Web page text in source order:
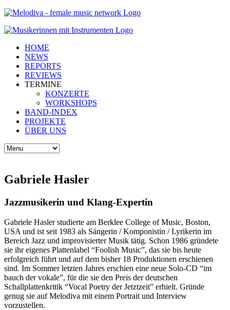
HOME
NEWS
REPORTS
REVIEWS
TERMINE
KONZERTE
WORKSHOPS
BAND-INDEX
PROJEKTE
ÜBER UNS
Gabriele Hasler
Jazzmusikerin und Klang-Expertin
Gabriele Hasler studierte am Berklee College of Music, Boston,
USA und ist seit 1983 als Sängerin / Komponistin / Lyrikerin im
Bereich Jazz und improvisierter Musik tätig. Schon 1986 gründete
sie ihr eigenes Plattenlabel “Foolish Music”, das sie bis heute
erfolgreich führt und auf dem bisher 18 Produktionen erschienen
sind. Im Sommer letzten Jahres erschien eine neue Solo-CD “im
bauch der vokale”, für die sie den Preis der deutschen
Schallplattenkritik “Vocal Poetry der Jetztzeit” erhielt. Gründe
genug sie auf Melodiva mit einem Portrait und Interview
vorzustellen.